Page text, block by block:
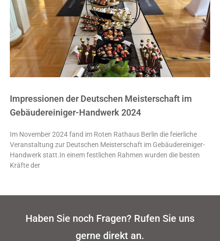
Impressionen der Deutschen Meisterschaft im
Gebäudereiniger-Handwerk 2024
Im November 2024 fand im Roten Rathaus Berlin die feierliche
Veranstaltung zur Deutschen Meisterschaft im Gebäudereiniger-
Handwerk statt.In einem festlichen Rahmen wurden die besten
Kräfte der
Haben Sie noch Fragen? Rufen Sie uns
gerne direkt an.